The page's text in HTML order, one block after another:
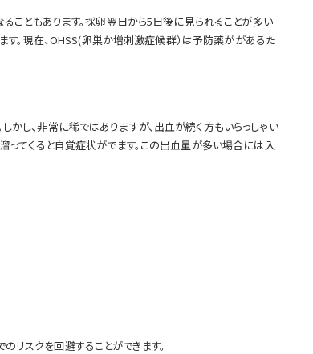
こともあります。採卵翌日から5日後に見られることが多い
す。現在、OHSS(卵巣か増刺激症候群）は予防薬ががあるた
し、非常に稀ではありますが、出血が続く方もいらっしゃい
ってくると自覚症状がでます。この出血量が多い場合には入
スクを回避することができます。